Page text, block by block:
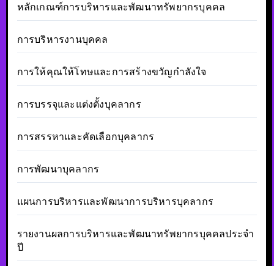
หลักเกณฑ์การบริหารและพัฒนาทรัพยากรบุคคล
การบริหารงานบุคคล
การให้คุณให้โทษและการสร้างขวัญกำลังใจ
การบรรจุและแต่งตั้งบุคลากร
การสรรหาและคัดเลือกบุคลากร
การพัฒนาบุคลากร
แผนการบริหารและพัฒนาการบริหารบุคลากร
รายงานผลการบริหารและพัฒนาทรัพยากรบุคคลประจำ
ปี